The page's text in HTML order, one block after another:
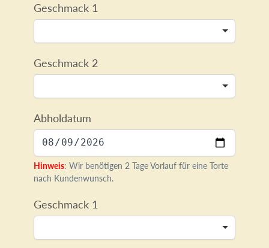
Geschmack 1
Geschmack 2
Abholdatum
Hinweis: Wir benötigen 2 Tage Vorlauf für eine Torte
nach Kundenwunsch.
Geschmack 1